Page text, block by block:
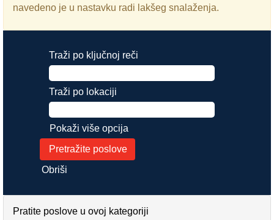
navedeno je u nastavku radi lakšeg snalaženja.
Traži po ključnoj reči
Traži po lokaciji
Pokaži više opcija
Obriši
Pratite poslove u ovoj kategoriji